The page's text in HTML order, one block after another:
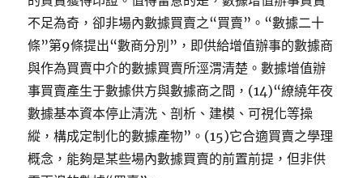
不足為奇，卻非場內數據買賣之“買賣”。“數據二十
條”第9條提出“數商分別”，即供給增值辦事的數據商
與作為買賣中介的數據買賣所涇渭清楚。數據增值辦
事買賣產生于數據供方與數據商之間，(14)“繚繞年夜
數據基本資本停止清洗、剖析、建模、可視化等操
縱，構成定制化的數據產物”。(15)它合適買賣之學理
概念，能夠是某些場內數據買賣的前置前提，但非供